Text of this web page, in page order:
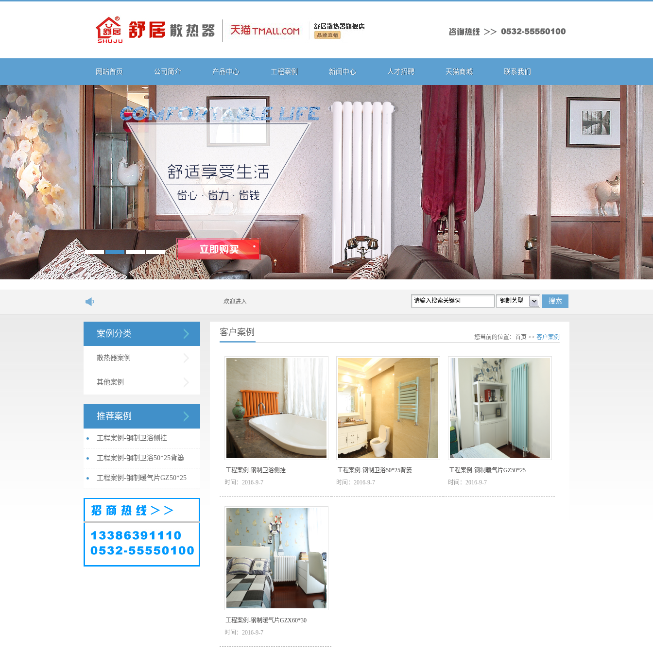
网站首页 公司简介 产品中心 工程案例 新闻中心 人才招聘 天猫商城 联系我们
欢迎进入舒居散热器网站！....
案例分类
散热器案例
其他案例
推荐案例
工程案例-钢制卫浴侧挂
工程案例-钢制卫浴50*25背篓
工程案例-钢制暖气片GZ50*25
客户案例 您当前的位置： 首页 >> 客户案例
工程案例-钢制卫浴侧挂
时间：2016-9-7
工程案例-钢制卫浴50*25背篓
时间：2016-9-7
工程案例-钢制暖气片GZ50*25
时间：2016-9-7
工程案例-钢制暖气片GZX60*30
时间：2016-9-7